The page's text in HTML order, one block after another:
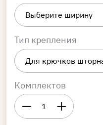
Тип крепления
Комплектов
1